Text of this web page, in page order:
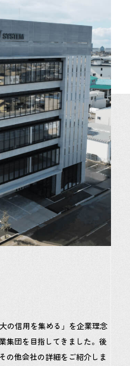
の信用を集める」を企業理念
集団を目指してきました。後
の他会社の詳細をご紹介しま